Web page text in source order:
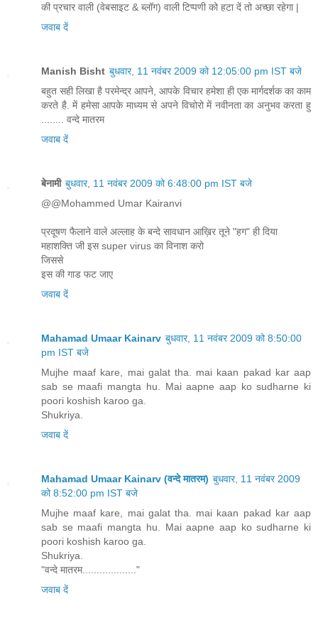
की प्रचार वाली (वेबसाइट & ब्लॉग) वाली टिप्पणी को हटा दें तो अच्छा रहेगा |
जवाब दें
Manish Bisht बुधवार, 11 नवंबर 2009 को 12:05:00 pm IST बजे
बहुत सही लिखा है परमेन्द्र आपने, आपके विचार हमेशा ही एक मार्गदर्शक का काम
करते है. में हमेसा आपके माध्यम से अपने विचोरो में नवीनता का अनुभव करता हु
........ वन्दे मातरम
जवाब दें
बेनामी बुधवार, 11 नवंबर 2009 को 6:48:00 pm IST बजे
@@Mohammed Umar Kairanvi
प्रदूषण फैलाने वाले अल्‍लाह के बन्‍दे सावधान आख़िर तूने "हग" ही दिया
महाशक्ति जी इस super virus का विनाश करो
जिससे
इस की गाड फट जाए
जवाब दें
Mahamad Umaar Kainarv बुधवार, 11 नवंबर 2009 को 8:50:00
pm IST बजे
Mujhe maaf kare, mai galat tha. mai kaan pakad kar aap
sab se maafi mangta hu. Mai aapne aap ko sudharne ki
poori koshish karoo ga.
Shukriya.
जवाब दें
Mahamad Umaar Kainarv (वन्दे मातरम) बुधवार, 11 नवंबर 2009
को 8:52:00 pm IST बजे
Mujhe maaf kare, mai galat tha. mai kaan pakad kar aap
sab se maafi mangta hu. Mai aapne aap ko sudharne ki
poori koshish karoo ga.
Shukriya.
"वन्दे मातरम..................."
जवाब दें